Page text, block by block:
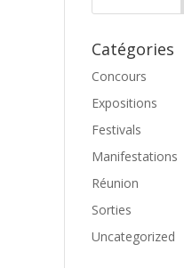
Catégories
Concours
Expositions
Festivals
Manifestations
Réunion
Sorties
Uncategorized